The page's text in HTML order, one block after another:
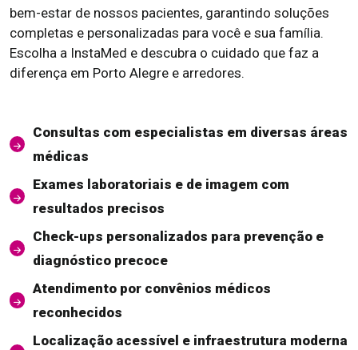
bem-estar de nossos pacientes, garantindo soluções
completas e personalizadas para você e sua família.
Escolha a InstaMed e descubra o cuidado que faz a
diferença em Porto Alegre e arredores.
Consultas com especialistas em diversas áreas
médicas
Exames laboratoriais e de imagem com
resultados precisos
Check-ups personalizados para prevenção e
diagnóstico precoce
Atendimento por convênios médicos
reconhecidos
Localização acessível e infraestrutura moderna